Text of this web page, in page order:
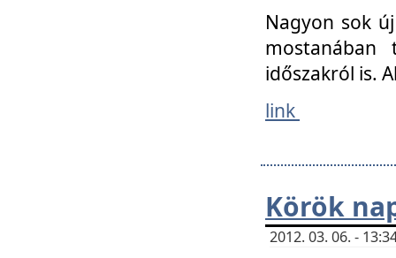
Nagyon sok
mostanában
időszakról is.
link
Körök
2012. 03. 06. -